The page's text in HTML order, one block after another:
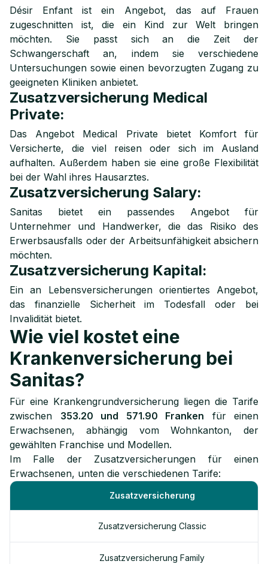
Désir Enfant ist ein Angebot, das auf Frauen
zugeschnitten ist, die ein Kind zur Welt bringen
möchten. Sie passt sich an die Zeit der
Schwangerschaft an, indem sie verschiedene
Untersuchungen sowie einen bevorzugten Zugang zu
geeigneten Kliniken anbietet.
Zusatzversicherung Medical
Private:
Das Angebot Medical Private bietet Komfort für
Versicherte, die viel reisen oder sich im Ausland
aufhalten. Außerdem haben sie eine große Flexibilität
bei der Wahl ihres Hausarztes.
Zusatzversicherung Salary:
Sanitas bietet ein passendes Angebot für
Unternehmer und Handwerker, die das Risiko des
Erwerbsausfalls oder der Arbeitsunfähigkeit absichern
möchten.
Zusatzversicherung Kapital:
Ein an Lebensversicherungen orientiertes Angebot,
das finanzielle Sicherheit im Todesfall oder bei
Invalidität bietet.
Wie viel kostet eine
Krankenversicherung bei
Sanitas?
Für eine Krankengrundversicherung liegen die Tarife
zwischen 353.20 und 571.90 Franken für einen
Erwachsenen, abhängig vom Wohnkanton, der
gewählten Franchise und Modellen.
Im Falle der Zusatzversicherungen für einen
Erwachsenen, unten die verschiedenen Tarife:
Zusatzversicherung
Zusatzversicherung Classic
Zusatzversicherung Family